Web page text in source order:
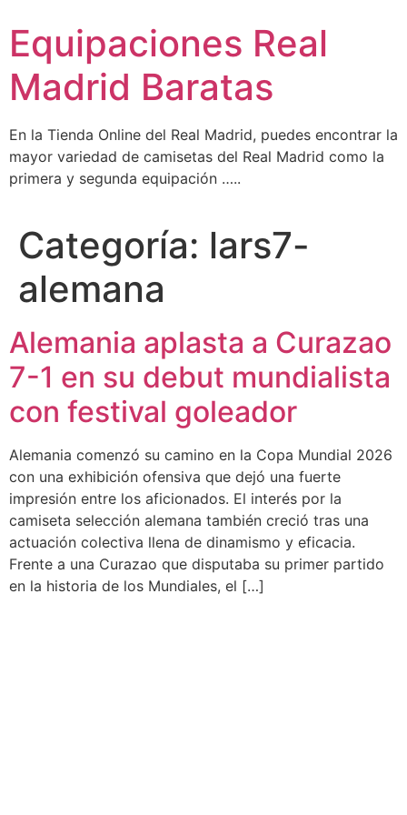
contenido
Equipaciones Real
Madrid Baratas
En la Tienda Online del Real Madrid, puedes encontrar la
mayor variedad de camisetas del Real Madrid como la
primera y segunda equipación …..
Categoría: lars7-
alemana
Alemania aplasta a Curazao
7-1 en su debut mundialista
con festival goleador
Alemania comenzó su camino en la Copa Mundial 2026
con una exhibición ofensiva que dejó una fuerte
impresión entre los aficionados. El interés por la
camiseta selección alemana también creció tras una
actuación colectiva llena de dinamismo y eficacia.
Frente a una Curazao que disputaba su primer partido
en la historia de los Mundiales, el […]